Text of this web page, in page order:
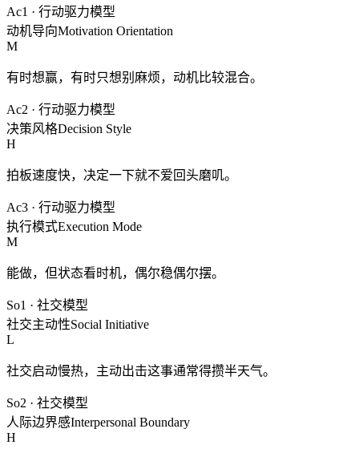
Ac1 · 行动驱力模型
动机导向Motivation Orientation
M
有时想赢，有时只想别麻烦，动机比较混合。
Ac2 · 行动驱力模型
决策风格Decision Style
H
拍板速度快，决定一下就不爱回头磨叽。
Ac3 · 行动驱力模型
执行模式Execution Mode
M
能做，但状态看时机，偶尔稳偶尔摆。
So1 · 社交模型
社交主动性Social Initiative
L
社交启动慢热，主动出击这事通常得攒半天气。
So2 · 社交模型
人际边界感Interpersonal Boundary
H